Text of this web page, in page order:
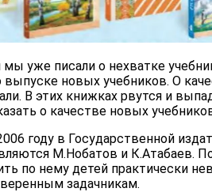
мы уже писали о нехватке
новых учебников. О
В этих книжках рвутся и
о качестве новых
году в Государственной
М.Нобатов и К.Атабаев.
по нему детей практически
задачникам.